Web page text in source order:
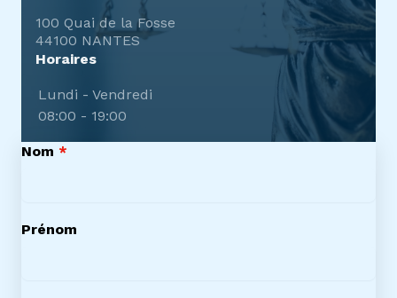
100 Quai de la Fosse
44100 NANTES
Horaires
Lundi - Vendredi
08:00 - 19:00
Nom *
Prénom